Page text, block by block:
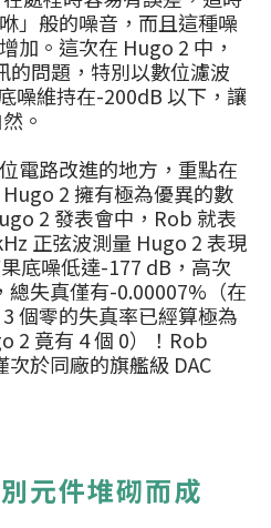
」般的噪音，而且這種噪
加。這次在 Hugo 2 中，
的問題，特別以數位濾波
噪維持在-200dB 以下，讓
。
電路改進的地方，重點在
2 擁有極為優異的數
2 發表會中，Rob 就表
正弦波測量 Hugo 2 表現
底噪低達-177 dB，高次
總失真僅有-0.00007%（在
個零的失真率已經算極為
2 竟有 4 個 0）！Rob
於同廠的旗艦級 DAC
元件堆砌而成